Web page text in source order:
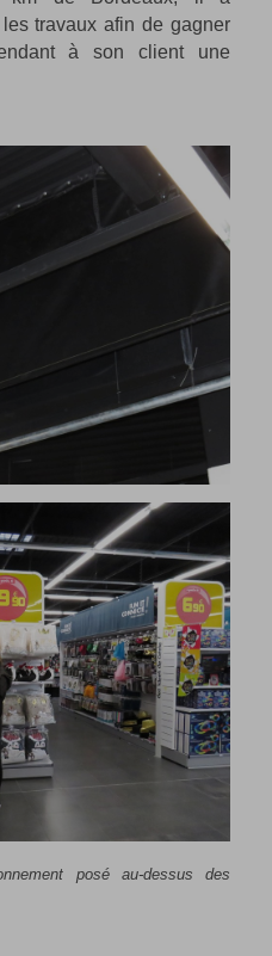
travaux afin de gagner
à son client une
posé au-dessus des